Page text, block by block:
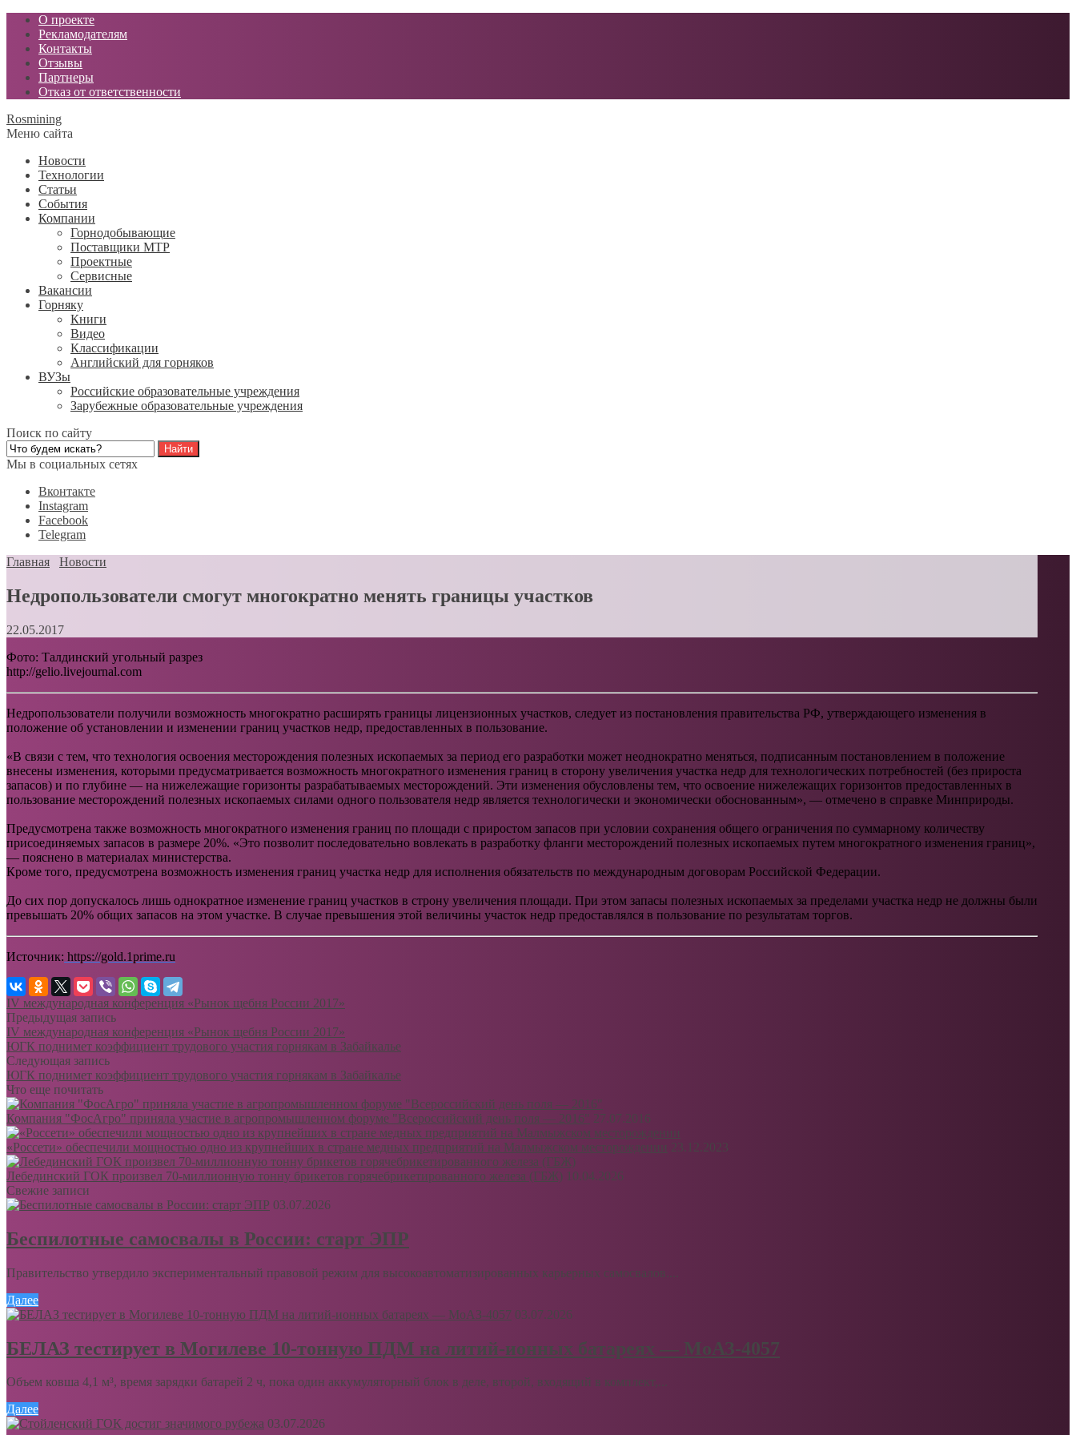
О проекте
Рекламодателям
Контакты
Отзывы
Партнеры
Отказ от ответственности
Rosmining
Меню сайта
Новости
Технологии
Статьи
События
Компании
Горнодобывающие
Поставщики МТР
Проектные
Сервисные
Вакансии
Горняку
Книги
Видео
Классификации
Английский для горняков
ВУЗы
Российские образовательные учреждения
Зарубежные образовательные учреждения
Поиск по сайту
Мы в социальных сетях
Вконтакте
Instagram
Facebook
Telegram
Главная
Новости
Недропользователи смогут многократно менять границы участков
22.05.2017
Фото: Талдинский угольный разрез
http://gelio.livejournal.com
Недропользователи получили возможность многократно расширять границы лицензионных участков, следует из постановления правительства РФ, утверждающего изменения в
положение об установлении и изменении границ участков недр, предоставленных в пользование.
«В связи с тем, что технология освоения месторождения полезных ископаемых за период его разработки может неоднократно меняться, подписанным постановлением в положение
внесены изменения, которыми предусматривается возможность многократного изменения границ в сторону увеличения участка недр для технологических потребностей (без прироста
запасов) и по глубине — на нижележащие горизонты разрабатываемых месторождений. Эти изменения обусловлены тем, что освоение нижележащих горизонтов предоставленных в
пользование месторождений полезных ископаемых силами одного пользователя недр является технологически и экономически обоснованным», — отмечено в справке Минприроды.
Предусмотрена также возможность многократного изменения границ по площади с приростом запасов при условии сохранения общего ограничения по суммарному количеству
присоединяемых запасов в размере 20%. «Это позволит последовательно вовлекать в разработку фланги месторождений полезных ископаемых путем многократного изменения границ»,
— пояснено в материалах министерства.
Кроме того, предусмотрена возможность изменения границ участка недр для исполнения обязательств по международным договорам Российской Федерации.
До сих пор допускалось лишь однократное изменение границ участков в строну увеличения площади. При этом запасы полезных ископаемых за пределами участка недр не должны были
превышать 20% общих запасов на этом участке. В случае превышения этой величины участок недр предоставлялся в пользование по результатам торгов.
Источник: https://gold.1prime.ru
IV международная конференция «Рынок щебня России 2017»
Предыдущая запись
IV международная конференция «Рынок щебня России 2017»
ЮГК поднимет коэффициент трудового участия горнякам в Забайкалье
Следующая запись
ЮГК поднимет коэффициент трудового участия горнякам в Забайкалье
Что еще почитать
Компания "ФосАгро" приняла участие в агропромышленном форуме "Всероссийский день поля — 2016" 27.07.2016
«Россети» обеспечили мощностью одно из крупнейших в стране медных предприятий на Малмыжском месторождении 23.12.2023
Лебединский ГОК произвел 70-миллионную тонну брикетов горячебрикетированного железа (ГБЖ) 10.04.2026
Свежие записи
03.07.2026
Беспилотные самосвалы в России: старт ЭПР
Правительство утвердило экспериментальный правовой режим для высокоавтоматизированных карьерных самосвалов....
Далее
03.07.2026
БЕЛАЗ тестирует в Могилеве 10-тонную ПДМ на литий-ионных батареях — МоАЗ-4057
Объем ковша 4,1 м³, время зарядки батарей 2 ч, пока один аккумуляторный блок в деле, второй, входящий в комплект,...
Далее
03.07.2026